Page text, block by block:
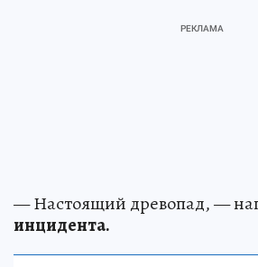
— Настоящий древопад, —
инцидента.